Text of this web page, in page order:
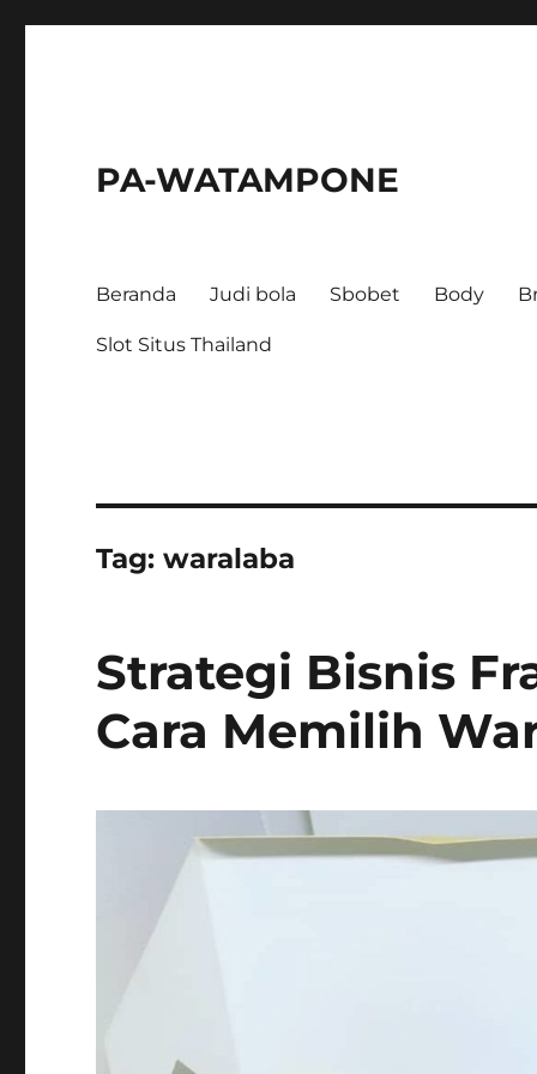
PA-WATAMPONE
Beranda Judi bola Sbobet Body
Slot Situs Thailand
Tag:waralaba
Strategi Bisnis
Cara Memilih